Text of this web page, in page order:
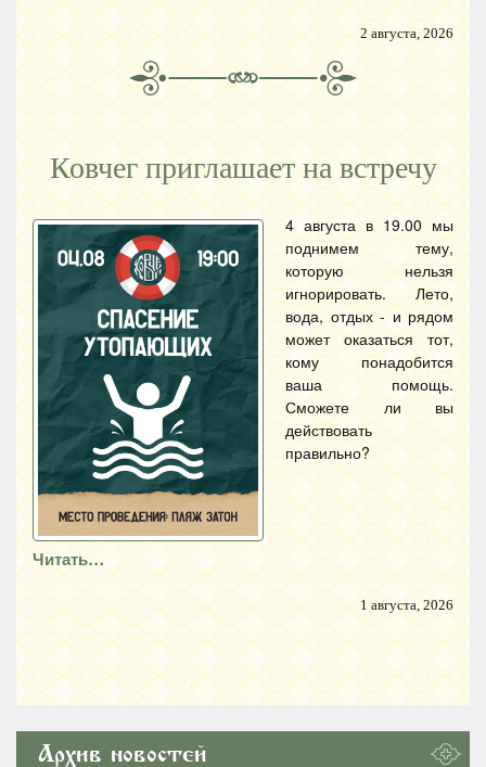
2 августа, 2026
Ковчег приглашает на встречу
4 августа в 19.00 мы
поднимем тему,
которую нельзя
игнорировать. Лето,
вода, отдых - и рядом
может оказаться тот,
кому понадобится
ваша помощь.
Сможете ли вы
действовать
правильно?
Читать…
1 августа, 2026
Архив новостей